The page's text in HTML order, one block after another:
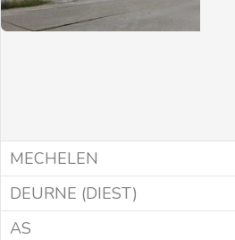
MECHELEN
DEURNE (DIEST)
AS